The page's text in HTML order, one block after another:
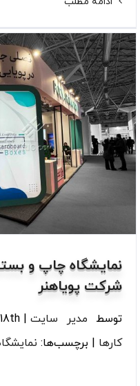
شرکت پویاهنر
توسط مدیر سایت 18th ژانویه, 2025
کارها
برچسب‌ها: